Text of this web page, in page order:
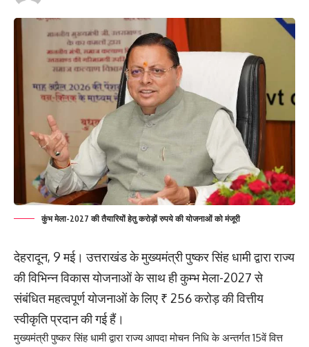
कुंभ मेला-2027 की तैयारियों हेतु करोड़ों रुपये की योजनाओं को मंजूरी
देहरादून, 9 मई। उत्तराखंड के मुख्यमंत्री पुष्कर सिंह धामी द्वारा राज्य
की विभिन्न विकास योजनाओं के साथ ही कुम्भ मेला-2027 से
संबंधित महत्वपूर्ण योजनाओं के लिए ₹ 256 करोड़ की वित्तीय
स्वीकृति प्रदान की गई हैं।
मुख्यमंत्री पुष्कर सिंह धामी द्वारा राज्य आपदा मोचन निधि के अन्तर्गत 15वें वित्त